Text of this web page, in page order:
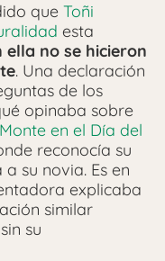
que Toñi
esta
ella no se hicieron
. Una declaración
de los
opinaba sobre
en el Día del
reconocía su
su novia. Es en
explicaba
similar
su